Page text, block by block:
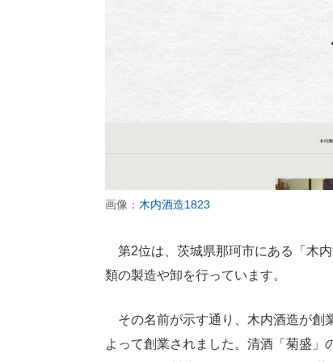
画像： 木内酒造1823
第2位は、茨城県那珂市にある「木
類の製造や卸を行っています。
その名前が示す通り、木内酒造が創
よって創業されました。清酒「菊盛」